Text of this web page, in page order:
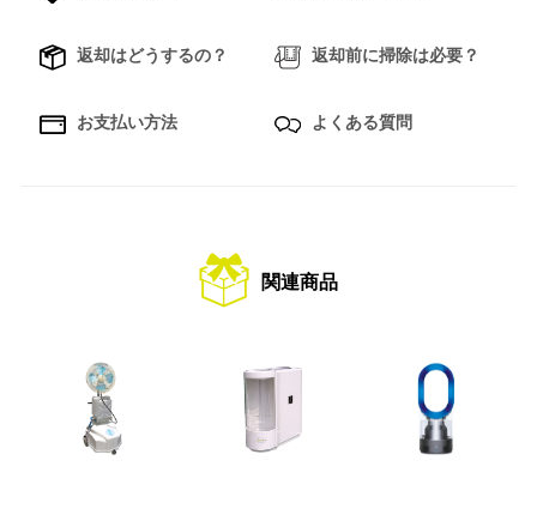
返却はどうするの？ 返却前に掃除は必要？
お支払い方法 よくある質問
関連商品